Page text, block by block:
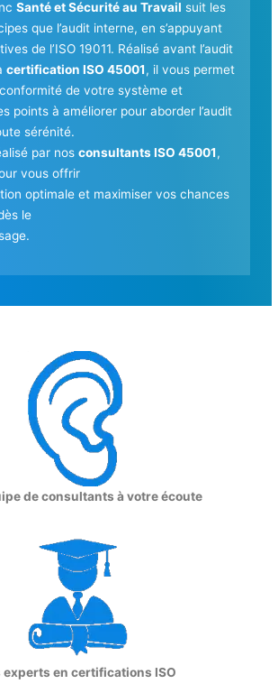
Santé et Sécurité au Travail suit les
que l’audit interne, en s’appuyant
de l’ISO 19011. Réalisé avant l’audit
certification ISO 45001, il vous permet
conformité de votre système et
points à améliorer pour aborder l’audit
sérénité.
par nosconsultants ISO 45001,
vous offrir
optimale et maximiser vos chances
le
de consultants à votre écoute
experts en certifications ISO